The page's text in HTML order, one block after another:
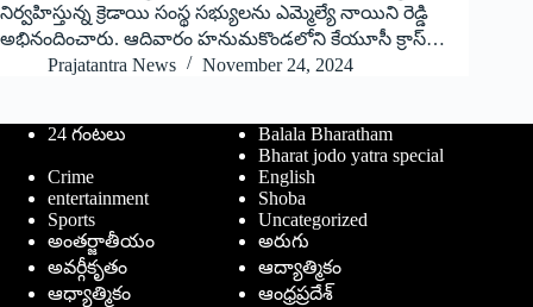
నిర్వహిస్తున్న క్రెడాయి సంస్థ సభ్యులను ఎమ్మెల్యే నాయిని రెడ్డి
అభినందించారు. ఆదివారం హనుమకొండలోని కేయూసీ క్రాస్…
Prajatantra News
November 24, 2024
24 గంటలు
Balala Bharatham
Bharat jodo yatra special
Crime
English
entertainment
Shoba
Sports
Uncategorized
అంతర్జాతీయం
అరుగు
అవర్గీకృతం
ఆద్యాత్మికం
ఆధ్యాత్మికం
ఆంధ్రప్రదేశ్